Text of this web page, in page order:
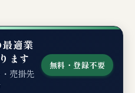
ファクタリング卒業ロー
2年目）：ファクタリング
適業
ます
売掛先
無料・登録不要